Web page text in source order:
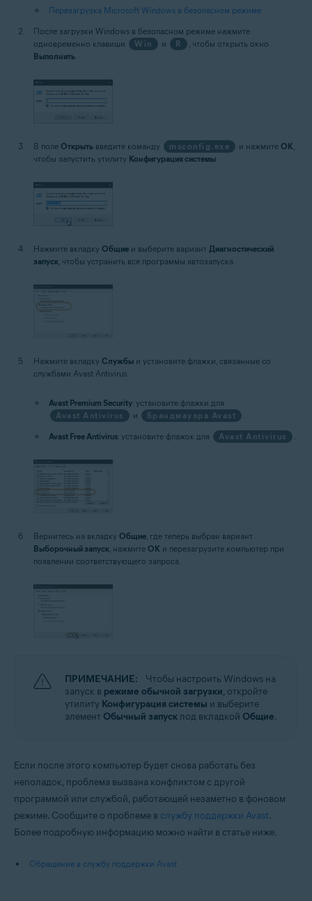
Перезагрузка Microsoft Windows в безопасном режиме
После загрузки Windows в безопасном режиме нажмите
одновременно клавиши
Win и R
, чтобы открыть окно
Выполнить.
В поле Открыть введите команду msconfig.exe и нажмите OK,
чтобы запустить утилиту Конфигурация системы.
Нажмите вкладку Общие и выберите вариант Диагностический
запуск, чтобы устранить все программы автозапуска.
Нажмите вкладку Службы и установите флажки, связанные со
службами Avast Antivirus.
Avast Premium Security: установите флажки для
Avast Antivirus
и брандмауэра Avast
.
Avast Free Antivirus: установите флажок для Avast Antivirus .
Вернитесь на вкладку Общие, где теперь выбран вариант
Выборочный запуск, нажмите OK и перезагрузите компьютер при
появлении соответствующего запроса.
ПРИМЕЧАНИЕ:
Чтобы настроить Windows на
запуск в режиме обычной загрузки, откройте
утилиту Конфигурация системы и выберите
элемент Обычный запуск под вкладкой Общие.
Если после этого компьютер будет снова работать без
неполадок, проблема вызвана конфликтом с другой
программой или службой, работающей незаметно в фоновом
режиме. Сообщите о проблеме в службу поддержки Avast.
Более подробную информацию можно найти в статье ниже.
Обращение в службу поддержки Avast